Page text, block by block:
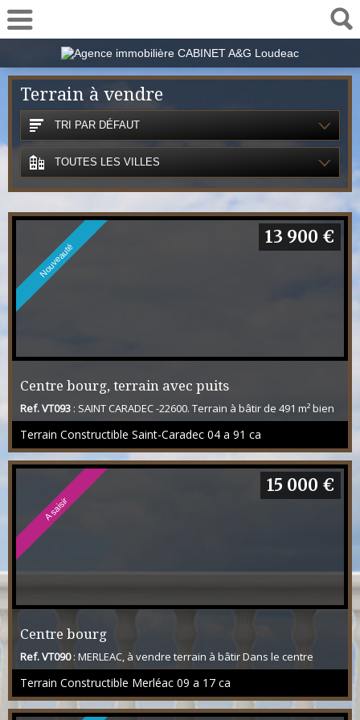
Terrain à vendre
TRI PAR DÉFAUT
TOUTES LES VILLES
Nouveauté
Centre bourg, terrain avec puits
Ref. VT093 : SAINT CARADEC -22600. Terrain à bâtir de 491 m² bien
situé proche centre bourg dans un environnement calme, tous
services et commerces à pied. Parcelle à viabiliser, tous les
réseaux sont à proximité immédiate. Tout au fond de la parcelle,
se trouve un puits avec une ancienne pompe. Le coup d'œil
s'impose!
Terrain Constructible Saint-Caradec 04 a 91 ca
13 900 €
A saisir
Centre bourg
Ref. VT090: MERLEAC, à vendre terrain à bâtir Dans le centre
bourg de MERLEAC, venez concrétiser votre projet sur ce terrain
constructible de 917 m², non viabilisé. Il se situe à 5 minutes
d'UZEL et de tous ses commerces, Pharmacie, médecin,
boulangerie, fleuriste, boucherie/charcuterie etc... et de l'accès à
Terrain Constructible Merléac 09 a 17 ca
15 000 €